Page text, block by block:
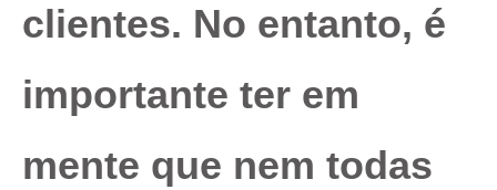
clientes. No entanto, é
importante ter em
mente que nem todas